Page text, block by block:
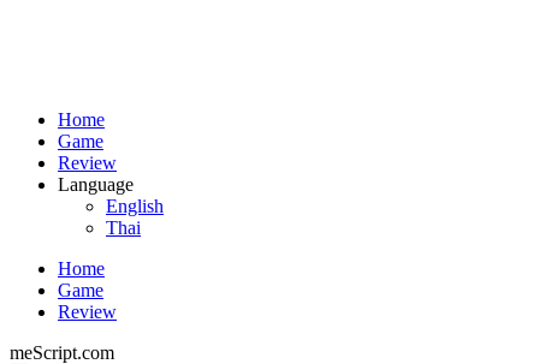
Home
Game
Review
Language
English
Thai
Home
Game
Review
meScript.com